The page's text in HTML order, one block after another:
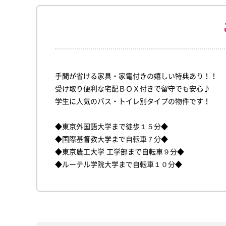
手間が省ける家具・家電付きの嬉しい特典あり！！
受け取り便利な宅配ＢＯＸ付きで留守でも安心♪
学生に人気のバス・トイレ別タイプの物件です！
◆東京外国語大学まで徒歩１５分◆
◆国際基督教大学まで自転車７分◆
◆東京農工大学 工学部まで自転車９分◆
◆ルーテル学院大学まで自転車１０分◆